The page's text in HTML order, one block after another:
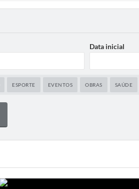
Data inicial
ESPORTE EVENTOS OBRAS SAÚDE